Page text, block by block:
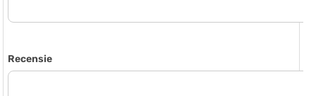
Recensie